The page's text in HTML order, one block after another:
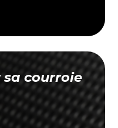
courroie